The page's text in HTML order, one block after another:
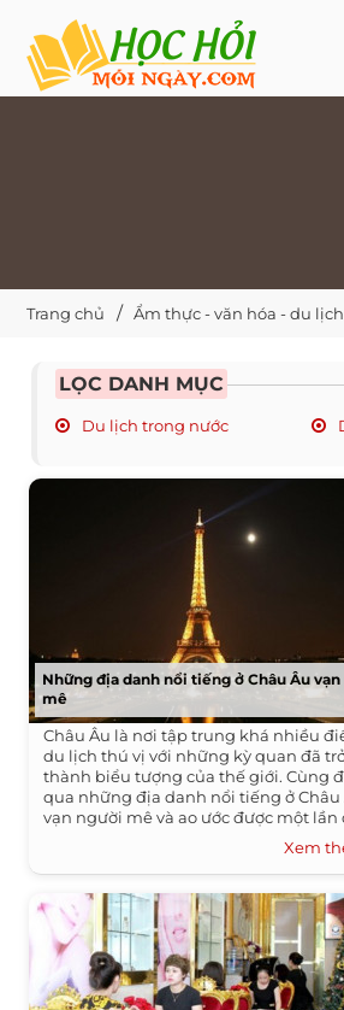
Trang chủ Ẩm thực - văn hóa - du lịch
LỌC DANH MỤC
Du lịch trong nước
Những địa danh nổi tiếng ở Châu Âu
mê
Châu Âu là nơi tập trung khá nhiều
du lịch thú vị với những kỳ quan đã
thành biểu tượng của thế giới. Cùng
qua những địa danh nổi tiếng ở Châu
vạn người mê và ao ước được một lần
Xem